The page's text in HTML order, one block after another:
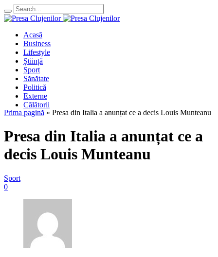
Acasă
Business
Lifestyle
Știință
Sport
Sănătate
Politică
Externe
Călătorii
Prima pagină » Presa din Italia a anunțat ce a decis Louis Munteanu
Presa din Italia a anunțat ce a
decis Louis Munteanu
Sport
0